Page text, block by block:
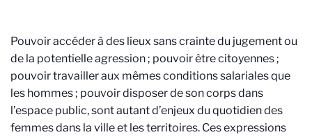
Pouvoir accéder à des lieux sans crainte du jugement ou
de la potentielle agression ; pouvoir être citoyennes ;
pouvoir travailler aux mêmes conditions salariales que
les hommes ; pouvoir disposer de son corps dans
l’espace public, sont autant d’enjeux du quotidien des
femmes dans la ville et les territoires. Ces expressions